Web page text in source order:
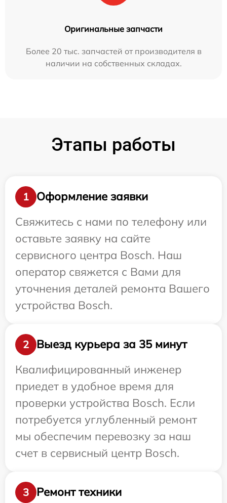
Оригинальные запчасти
Более 20 тыс. запчастей от производителя в
наличии на собственных складах.
Этапы работы
1
Оформление заявки
Свяжитесь с нами по телефону или
оставьте заявку на сайте
сервисного центра Bosch. Наш
оператор свяжется с Вами для
уточнения деталей ремонта Вашего
устройства Bosch.
2
Выезд курьера за 35 минут
Квалифицированный инженер
приедет в удобное время для
проверки устройства Bosch. Если
потребуется углубленный ремонт
мы обеспечим перевозку за наш
счет в сервисный центр Bosch.
3 Ремонт техники